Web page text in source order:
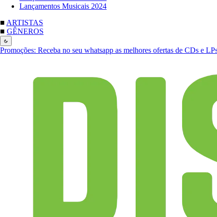
Lançamentos Musicais 2024
■ ARTISTAS
■ GÊNEROS
Promoções: Receba no seu whatsapp as melhores ofertas de CDs e